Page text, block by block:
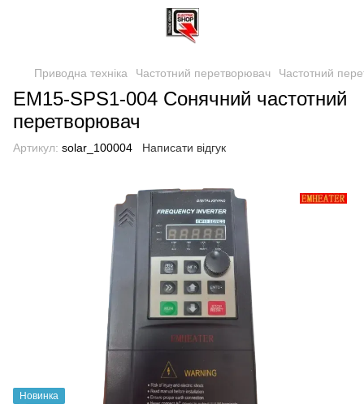
Приводна техніка Частотний перетворювач Частотний
EM15-SPS1-004 Сонячний частотний
перетворювач
Артикул: solar_100004 Написати відгук
Новинка